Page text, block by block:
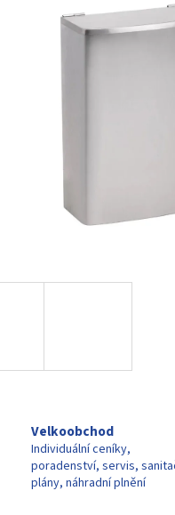
Velkoobchod
Individuální ceníky,
poradenství, servis,
plány, náhradní plnění